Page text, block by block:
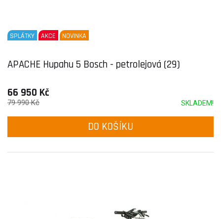
SPLÁTKY AKCE NOVINKA
APACHE Hupahu 5 Bosch - petrolejová (29)
66 950 Kč
SKLADEM!
79 990 Kč
DO KOŠÍKU